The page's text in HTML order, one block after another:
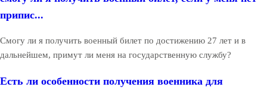
припис...
Смогу ли я получить военный билет по достижению 27 лет и в
дальнейшем, примут ли меня на государственную службу?
Есть ли особенности получения военника для